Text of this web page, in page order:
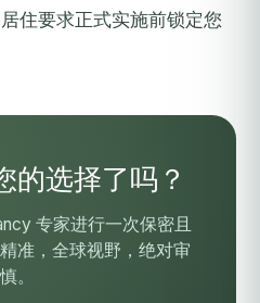
居住要求正式实施前锁定您
的选择了吗？
专家进行一次保密且
准，全球视野，绝对审
慎。